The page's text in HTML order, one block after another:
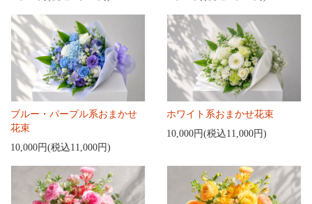
ブルー・パープル系おまかせ
花束
10,000円(税込11,000円)
ホワイト系おまかせ花束
10,000円(税込11,000円)